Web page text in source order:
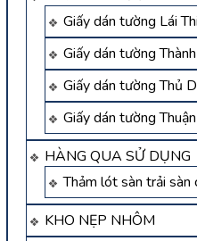
Giấy dán tường Lái
Giấy dán tường
Giấy dán tường Thủ
Giấy dán tường
HÀNG QUA SỬ DỤNG
Thảm lót sàn trải sàn
KHO NẸP NHÔM